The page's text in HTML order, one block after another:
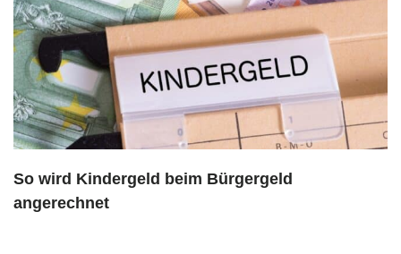
So wird Kindergeld beim Bürgergeld
angerechnet